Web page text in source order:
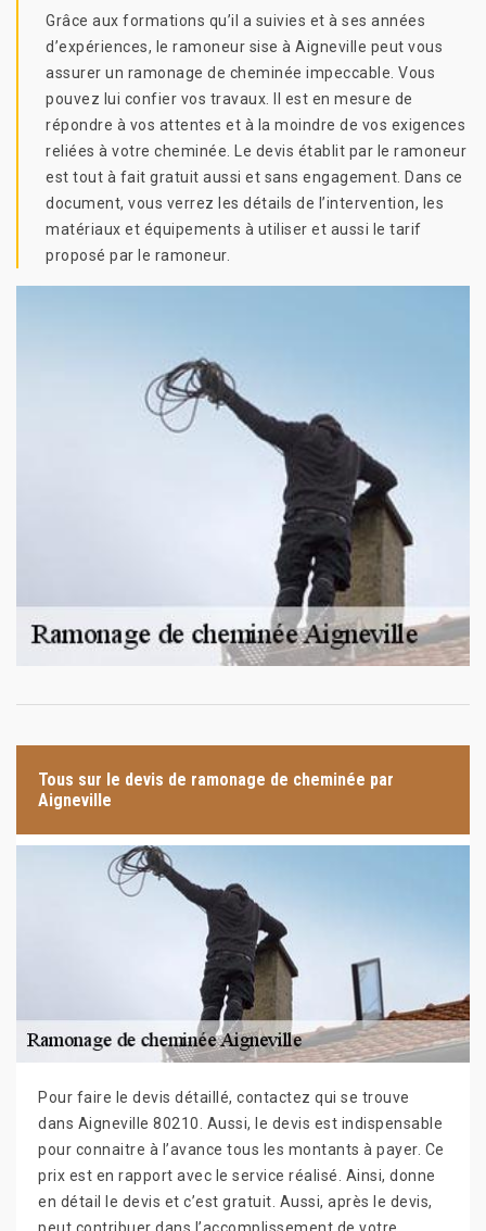
Grâce aux formations qu’il a suivies et à ses années
d’expériences, le ramoneur sise à Aigneville peut vous
assurer un ramonage de cheminée impeccable. Vous
pouvez lui confier vos travaux. Il est en mesure de
répondre à vos attentes et à la moindre de vos exigences
reliées à votre cheminée. Le devis établit par le ramoneur
est tout à fait gratuit aussi et sans engagement. Dans ce
document, vous verrez les détails de l’intervention, les
matériaux et équipements à utiliser et aussi le tarif
proposé par le ramoneur.
Tous sur le devis de ramonage de cheminée par
Aigneville
Pour faire le devis détaillé, contactez qui se trouve
dans Aigneville 80210. Aussi, le devis est indispensable
pour connaitre à l’avance tous les montants à payer. Ce
prix est en rapport avec le service réalisé. Ainsi, donne
en détail le devis et c’est gratuit. Aussi, après le devis,